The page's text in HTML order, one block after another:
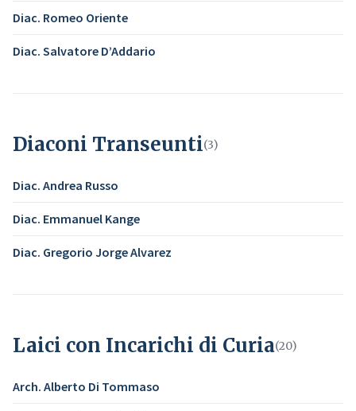
Diac. Romeo Oriente
Diac. Salvatore D’Addario
Diaconi Transeunti(3)
Diac. Andrea Russo
Diac. Emmanuel Kange
Diac. Gregorio Jorge Alvarez
Laici con Incarichi di Curia(20)
Arch. Alberto Di Tommaso